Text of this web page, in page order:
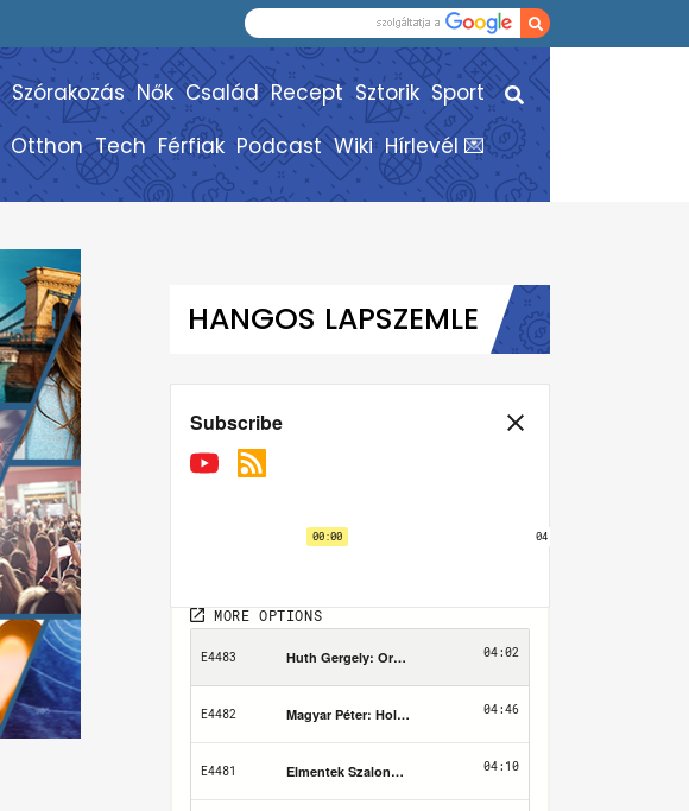
Szórakozás Nők Család Recept Sztorik Sport
Otthon Tech Férfiak Podcast Wiki Hírlevél 💌
HANGOS LAPSZEMLE